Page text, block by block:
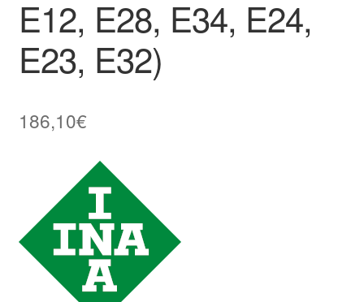
E12, E28, E34, E24,
E23, E32)
186,10€